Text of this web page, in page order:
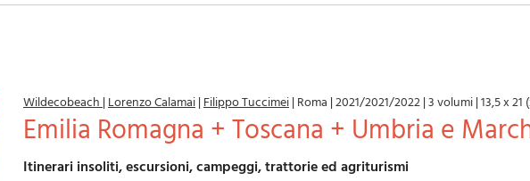
Wildecobeach|Lorenzo Calamai|Filippo Tuccimei| Roma |2021/2021/2022|3 volumi|13,5 x 21
Emilia Romagna + Toscana + Umbria e
Itinerari insoliti, escursioni, campeggi, trattorie ed agriturismi